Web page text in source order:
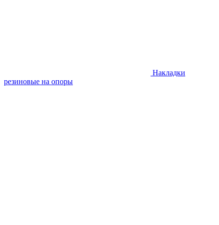
Накладки
резиновые на опоры